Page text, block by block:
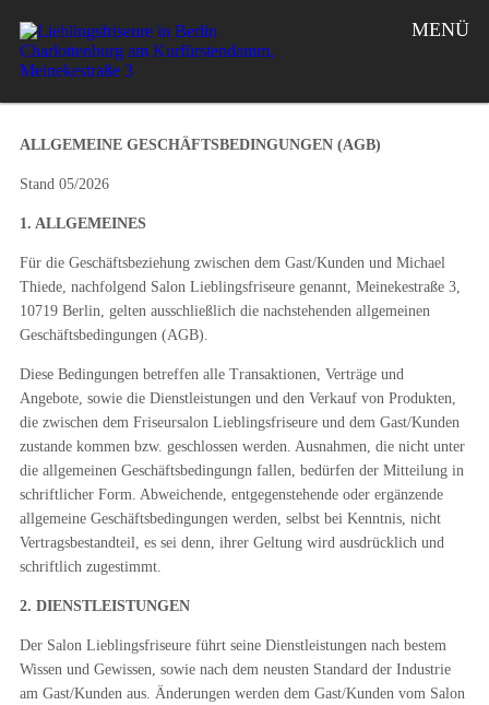
MENÜ
ALLGEMEINE GESCHÄFTSBEDINGUNGEN (AGB)
Stand 05/2026
1. ALLGEMEINES
Für die Geschäftsbeziehung zwischen dem Gast/Kunden und Michael
Thiede, nachfolgend Salon Lieblingsfriseure genannt, Meinekestraße 3,
10719 Berlin, gelten ausschließlich die nachstehenden allgemeinen
Geschäftsbedingungen (AGB).
Diese Bedingungen betreffen alle Transaktionen, Verträge und
Angebote, sowie die Dienstleistungen und den Verkauf von Produkten,
die zwischen dem Friseursalon Lieblingsfriseure und dem Gast/Kunden
zustande kommen bzw. geschlossen werden. Ausnahmen, die nicht unter
die allgemeinen Geschäftsbedingungn fallen, bedürfen der Mitteilung in
schriftlicher Form. Abweichende, entgegenstehende oder ergänzende
allgemeine Geschäftsbedingungen werden, selbst bei Kenntnis, nicht
Vertragsbestandteil, es sei denn, ihrer Geltung wird ausdrücklich und
schriftlich zugestimmt.
2. DIENSTLEISTUNGEN
Der Salon Lieblingsfriseure führt seine Dienstleistungen nach bestem
Wissen und Gewissen, sowie nach dem neusten Standard der Industrie
am Gast/Kunden aus. Änderungen werden dem Gast/Kunden vom Salon